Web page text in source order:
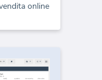
online